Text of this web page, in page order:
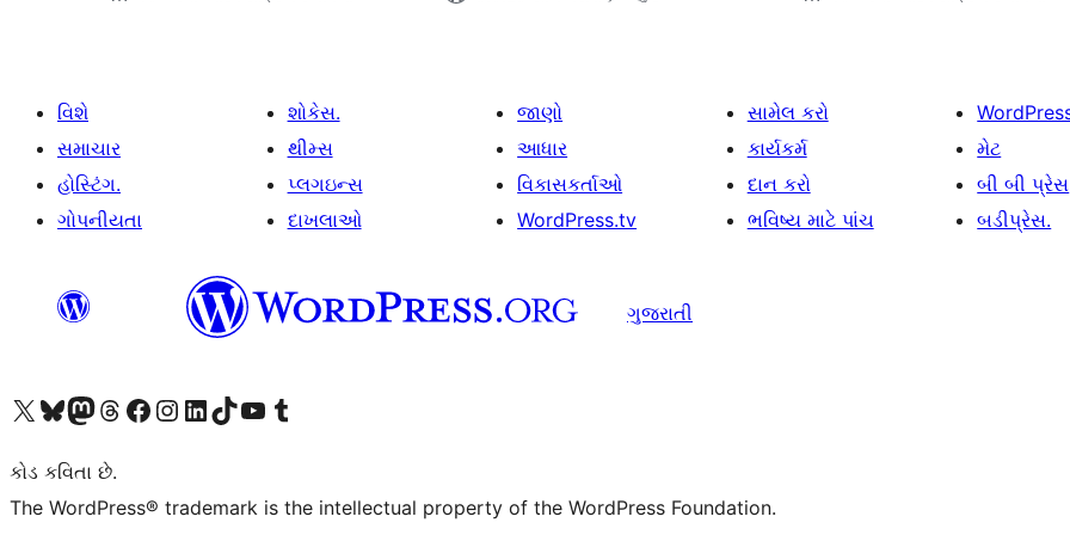
વિશે
સમાચાર
હોસ્ટિંગ.
ગોપનીયતા
શોકેસ.
થીમ્સ
પ્લગઇન્સ
દાખલાઓ
જાણો
આધાર
વિકાસકર્તાઓ
WordPress.tv
સામેલ કરો
કાર્યકર્મ
દાન કરો
ભવિષ્ય માટે પાંચ
મેટ
બી બી પ્રેસ
બડીપ્રેસ.
ગુજરાતી
અમારા X (અગાઉ ટ્વિટર) એકાઉન્ટની મુલાકાત લોઅમારા Bluesky એકાઉન્ટની મુલાકાત લોઅમારા માસ્ટોડોન એકાઉન્ટની મુલાકાત લોઅમારા Threads એકાઉન્ટની મુલાકાત લો અમારા ફેસબુક પેજની મુલાકાત લોઅમારા ઇન્સ્ટાગ્રામ એકાઉન્ટની મુલાકાત લો અમારા LinkedIn એકાઉન્ટની મુલાકાત લોઅમારા TikTok એકાઉન્ટની મુલાકાત લોઅમારી YouTube ચેનલની મુલાકાત લો અમારા Tumblr એકાઉન્ટની મુલાકાત લો
કોડ કવિતા છે.
The WordPress® trademark is the intellectual property of the WordPress Foundation.